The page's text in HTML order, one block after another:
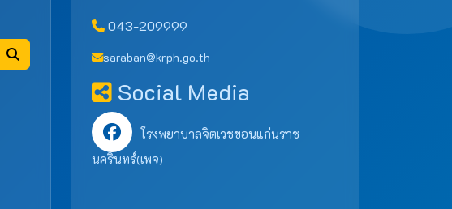
043-209999
saraban@krph.go.th
Social Media
โรงพยาบาลจิตเวชขอนแก่นราช
นครินทร์(เพจ)